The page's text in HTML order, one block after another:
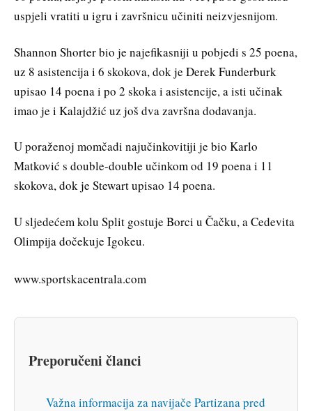
uspjeli vratiti u igru ​​i završnicu učiniti neizvjesnijom.
Shannon Shorter bio je najefikasniji u pobjedi s 25 poena,
uz 8 asistencija i 6 skokova, dok je Derek Funderburk
upisao 14 poena i po 2 skoka i asistencije, a isti učinak
imao je i Kalajdžić uz još dva završna dodavanja.
U poraženoj momčadi najučinkovitiji je bio Karlo
Matković s double-double učinkom od 19 poena i 11
skokova, dok je Stewart upisao 14 poena.
U sljedećem kolu Split gostuje Borci u Čačku, a Cedevita
Olimpija dočekuje Igokeu.
www.sportskacentrala.com
Preporučeni članci
Važna informacija za navijače Partizana pred